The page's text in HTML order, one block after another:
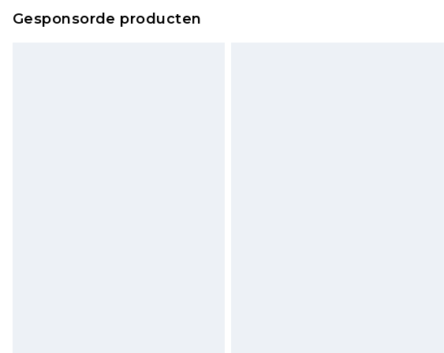
Gesponsorde producten